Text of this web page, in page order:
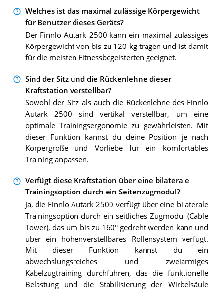
Welches ist das maximal zulässige Körpergewicht
für Benutzer dieses Geräts?
Der Finnlo Autark 2500 kann ein maximal zulässiges
Körpergewicht von bis zu 120 kg tragen und ist damit
für die meisten Fitnessbegeisterten geeignet.
Sind der Sitz und die Rückenlehne dieser
Kraftstation verstellbar?
Sowohl der Sitz als auch die Rückenlehne des Finnlo
Autark 2500 sind vertikal verstellbar, um eine
optimale Trainingsergonomie zu gewährleisten. Mit
dieser Funktion kannst du deine Position je nach
Körpergröße und Vorliebe für ein komfortables
Training anpassen.
Verfügt diese Kraftstation über eine bilaterale
Trainingsoption durch ein Seitenzugmodul?
Ja, die Finnlo Autark 2500 verfügt über eine bilaterale
Trainingsoption durch ein seitliches Zugmodul (Cable
Tower), das um bis zu 160° gedreht werden kann und
über ein höhenverstellbares Rollensystem verfügt.
Mit dieser Funktion kannst du ein
abwechslungsreiches und zweiarmiges
Kabelzugtraining durchführen, das die funktionelle
Belastung und die Stabilisierung der Wirbelsäule